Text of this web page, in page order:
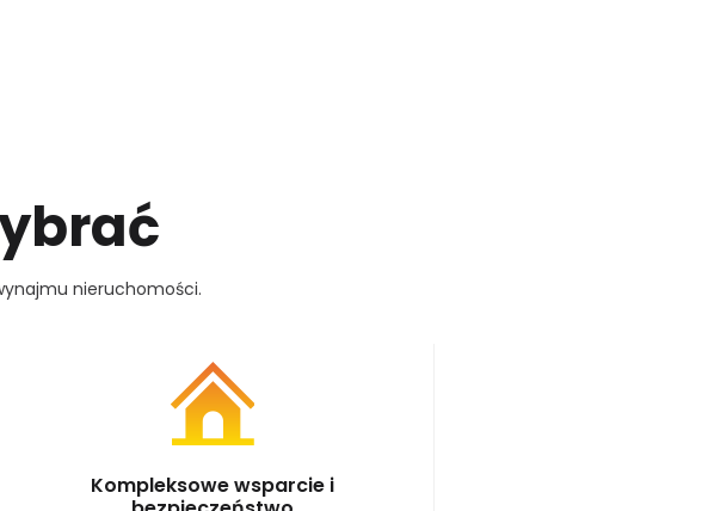
BRAĆ
nieruchomości.
Kompleksowe wsparcie i